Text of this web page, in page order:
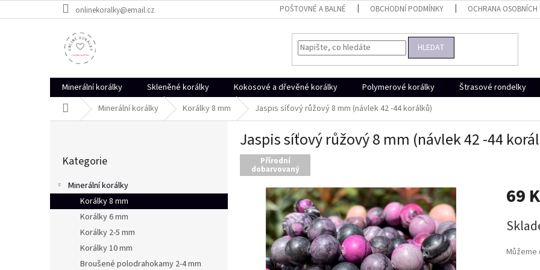
na
onlinekoralky@email.cz POŠTOVNÉ A BALNÉ OBCHODNÍ PODMÍNKY OCHRANA OSOBNÍCH
HLEDAT
Minerální korálky Skleněné korálky Kokosové a dřevěné korálky Polymerové korálky Štrasové rondelky
Domů Minerální korálky Korálky 8 mm Jaspis síťový růžový 8 mm (návlek 42 -44 korálků)
a
n
kategorie
Kategorie
Minerální korálky
Korálky 8 mm
Korálky 6 mm
Korálky 2-5 mm
Korálky 10 mm
Broušené polodrahokamy 2-4 mm
Jaspis síťový růžový 8 mm (návlek 42 -44
Přírodní
dobarvovaný
69
cena:
Můžeme